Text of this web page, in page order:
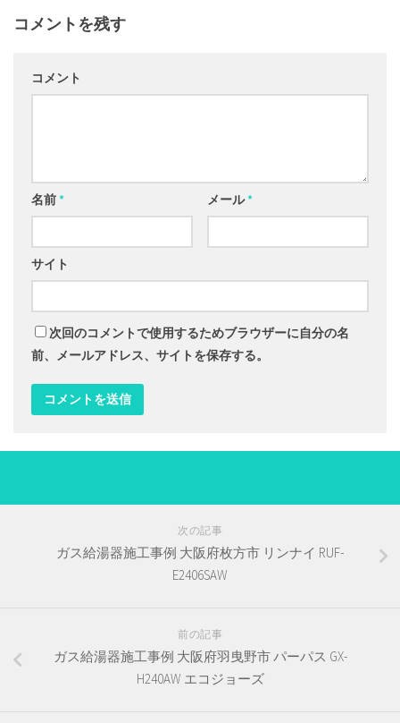
コメントを残す
コメント
名前* メール*
サイト
次回のコメントで使用するためブラウザーに自分の名
前、メールアドレス、サイトを保存する。
次の記事
ガス給湯器施工事例 大阪府枚方市 リンナイ RUF-
E2406SAW
前の記事
ガス給湯器施工事例 大阪府羽曳野市 パーパス GX-
H240AW エコジョーズ